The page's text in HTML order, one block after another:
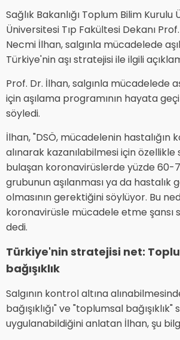
Sağlık Bakanlığı Toplum Bilim Kurulu
Üniversitesi Tıp Fakültesi Dekanı
Necmi İlhan, salgınla mücadelede
Türkiye'nin aşı stratejisi ile ilgili
Prof. Dr. İlhan, salgınla mücadelede
için aşılama programının hayata
söyledi.
İlhan, "DSÖ, mücadelenin hastalığın
alınarak kazanılabilmesi için özellikle
bulaşan koronavirüslerde yüzde 60-
grubunun aşılanması ya da hastalık
olmasının gerektiğini söylüyor. Bu
koronavirüsle mücadele etme şansı
dedi.
Türkiye'nin stratejisi net:
bağışıklık
Salgının kontrol altına
bağışıklığı" ve "toplumsal
uygulanabildiğini anlatan İlhan, şu